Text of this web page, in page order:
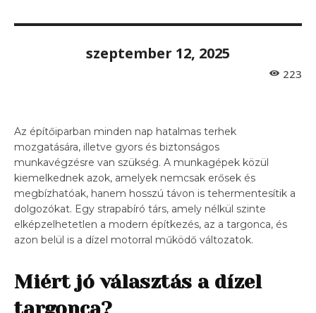
szeptember 12, 2025
223
Az építőiparban minden nap hatalmas terhek
mozgatására, illetve gyors és biztonságos
munkavégzésre van szükség. A munkagépek közül
kiemelkednek azok, amelyek nemcsak erősek és
megbízhatóak, hanem hosszú távon is tehermentesítik a
dolgozókat. Egy strapabíró társ, amely nélkül szinte
elképzelhetetlen a modern építkezés, az a targonca, és
azon belül is a dízel motorral működő változatok.
Miért jó választás a dízel
targonca?